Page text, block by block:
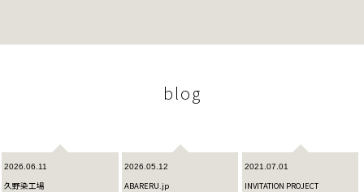
blog
2026.06.11
久野染工場
2026.05.12
ABARERU.jp
2021.07.01
INVITATION PROJECT